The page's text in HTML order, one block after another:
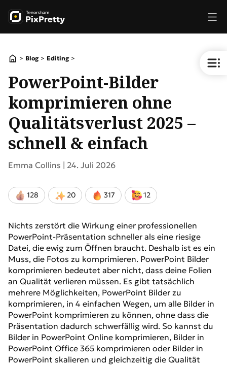
> Blog > Editing >
PowerPoint-Bilder
komprimieren ohne
Qualitätsverlust 2025 –
schnell & einfach
Emma Collins | 24. Juli 2026
128 20 317 12
Nichts zerstört die Wirkung einer professionellen
PowerPoint-Präsentation schneller als eine riesige
Datei, die ewig zum Öffnen braucht. Deshalb ist es ein
Muss, die Fotos zu komprimieren. PowerPoint Bilder
komprimieren bedeutet aber nicht, dass deine Folien
an Qualität verlieren müssen. Es gibt tatsächlich
mehrere Möglichkeiten, PowerPoint Bilder zu
komprimieren, in 4 einfachen Wegen, um alle Bilder in
PowerPoint komprimieren zu können, ohne dass die
Präsentation dadurch schwerfällig wird. So kannst du
Bilder in PowerPoint Online komprimieren, Bilder in
PowerPoint Office 365 komprimieren oder Bilder in
PowerPoint skalieren und gleichzeitig die Qualität